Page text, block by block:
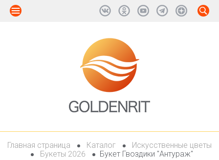
Главная страница Каталог
Искусственные цветы
Букеты 2026
Букет Гвоздики "Антураж"